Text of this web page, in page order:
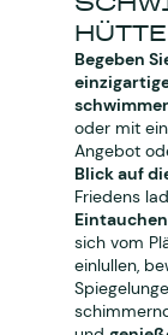
Begeben
oder mit
Angebot
Blick auf
Friedens
sich vom
einlullen,